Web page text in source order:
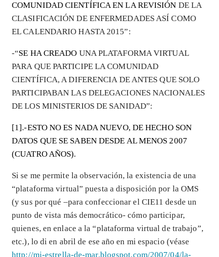
COMUNIDAD CIENTÍFICA EN LA REVISIÓN DE LA
CLASIFICACIÓN DE ENFERMEDADES ASÍ COMO
EL CALENDARIO HASTA 2015”:
-“SE HA CREADO UNA PLATAFORMA VIRTUAL
PARA QUE PARTICIPE LA COMUNIDAD
CIENTÍFICA, A DIFERENCIA DE ANTES QUE SOLO
PARTICIPABAN LAS DELEGACIONES NACIONALES
DE LOS MINISTERIOS DE SANIDAD”:
[1].-ESTO NO ES NADA NUEVO, DE HECHO SON
DATOS QUE SE SABEN DESDE AL MENOS 2007
(CUATRO AÑOS).
Si se me permite la observación, la existencia de una
“plataforma virtual” puesta a disposición por la OMS
(y sus por qué –para confeccionar el CIE11 desde un
punto de vista más democrático- cómo participar,
quienes, en enlace a la “plataforma virtual de trabajo”,
etc.), lo di en abril de ese año en mi espacio (véase
http://mi-estrella-de-mar.blogspot.com/2007/04/la-